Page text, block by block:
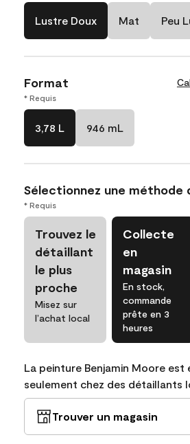
Lustre Doux Mat Peu
Format
* Requis
3,78 L 946 mL
Sélectionnez une méthode
* Requis
Trouvez le
détaillant
le plus
proche
Misez sur
l’achat local
Collecte
en
magasin
En stock,
commande
prête en 3
heures
La peinture Benjamin Moore est
seulement chez des détaillants
Trouver un magasin